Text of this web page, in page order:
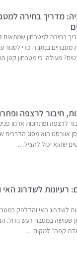
מדריך בחירה
בחירה למטבחון
בנתניה כדי לסגור
מעולה. כי מטבחון קטן
חיבור לרצפה
לרצפה ופתרונות ארגון
אוורסט הוא מסוג הדברים
שהוא יכול להציל…
רעיונות לשדרוג
לשדרוג האי והדלפק
שעושה במטבח רעש גדול.
קפה״ למקום…